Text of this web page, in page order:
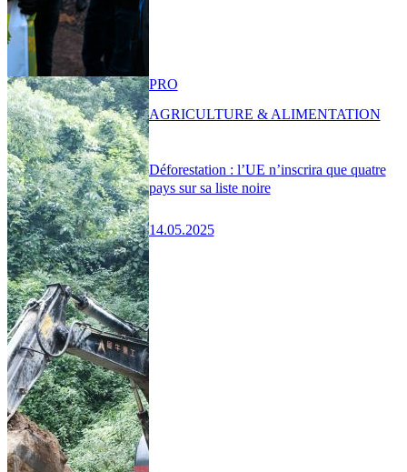
Déforestation : l’UE n’inscrira que quatre
pays sur sa liste noire
14.05.2025
PRO
AGRICULTURE & ALIMENTATION